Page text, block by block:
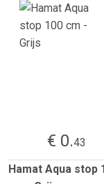
€ 0.43
Hamat Aqua stop